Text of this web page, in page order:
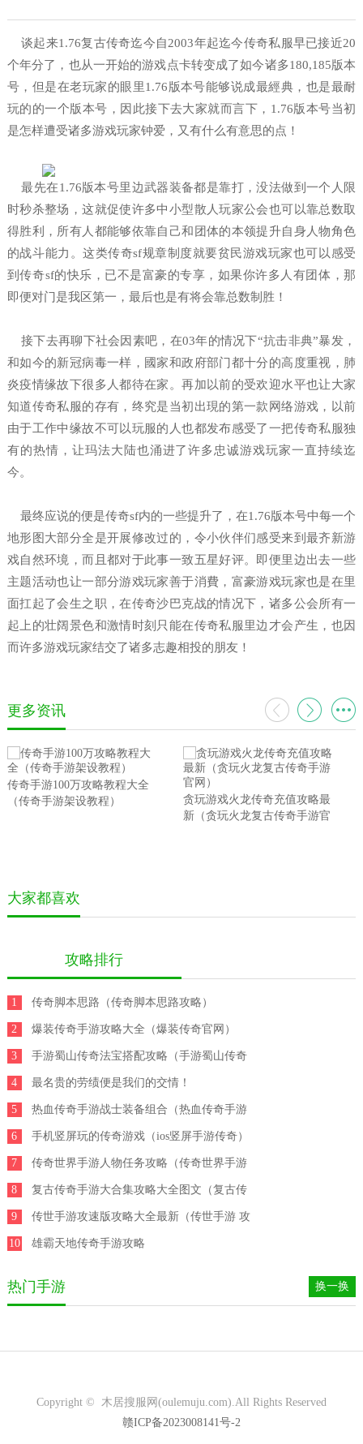
谈起来1.76复古传奇迄今自2003年起迄今传奇私服早已接近20
个年分了，也从一开始的游戏点卡转变成了如今诸多180,185版本
号，但是在老玩家的眼里1.76版本号能够说成最經典，也是最耐
玩的的一个版本号，因此接下去大家就而言下，1.76版本号当初
是怎样遭受诸多游戏玩家钟爱，又有什么有意思的点！
最先在1.76版本号里边武器装备都是靠打，没法做到一个人限
时秒杀整场，这就促使许多中小型散人玩家公会也可以靠总数取
得胜利，所有人都能够依靠自己和团体的本领提升自身人物角色
的战斗能力。这类传奇sf规章制度就要贫民游戏玩家也可以感受
到传奇sf的快乐，已不是富豪的专享，如果你许多人有团体，那
即便对门是我区第一，最后也是有将会靠总数制胜！
接下去再聊下社会因素吧，在03年的情况下“抗击非典”暴发，
和如今的新冠病毒一样，國家和政府部门都十分的高度重视，肺
炎疫情缘故下很多人都待在家。再加以前的受欢迎水平也让大家
知道传奇私服的存有，终究是当初出現的第一款网络游戏，以前
由于工作中缘故不可以玩服的人也都发布感受了一把传奇私服独
有的热情，让玛法大陆也涌进了许多忠诚游戏玩家一直持续迄
今。
最终应说的便是传奇sf内的一些提升了，在1.76版本号中每一个
地形图大部分全是开展修改过的，令小伙伴们感受来到最齐新游
戏自然环境，而且都对于此事一致五星好评。即便里边出去一些
主题活动也让一部分游戏玩家善于消費，富豪游戏玩家也是在里
面扛起了会生之职，在传奇沙巴克战的情况下，诸多公会所有一
起上的壮阔景色和激情时刻只能在传奇私服里边才会产生，也因
而许多游戏玩家结交了诸多志趣相投的朋友！
更多资讯
传奇手游100万攻略教程大全
（传奇手游架设教程）
贪玩游戏火龙传奇充值攻略最
新（贪玩火龙复古传奇手游官
大家都喜欢
攻略排行
1 传奇脚本思路（传奇脚本思路攻略）
2 爆装传奇手游攻略大全（爆装传奇官网）
3 手游蜀山传奇法宝搭配攻略（手游蜀山传奇
法宝搭配攻略图）
4 最名贵的劳绩便是我们的交情！
5 热血传奇手游战士装备组合（热血传奇手游
战士装备组合图）
6 手机竖屏玩的传奇游戏（ios竖屏手游传奇）
7 传奇世界手游人物任务攻略（传奇世界手游
人物任务攻略图）
8 复古传奇手游大合集攻略大全图文（复古传
奇手游大合集攻略大全图文版）
9 传世手游攻速版攻略大全最新（传世手游 攻
略）
10 雄霸天地传奇手游攻略
热门手游 换一换
Copyright © 木居搜服网(oulemuju.com).All Rights Reserved
赣ICP备2023008141号-2